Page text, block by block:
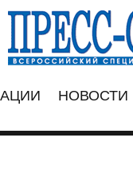
НОВОСТИ